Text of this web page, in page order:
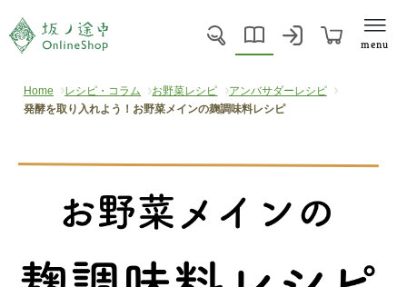
menu
Home レシピ・コラム お野菜レシピ
アンバサダーレシピ
発酵を取り入れよう！お野菜メインの麹調味料レシピ